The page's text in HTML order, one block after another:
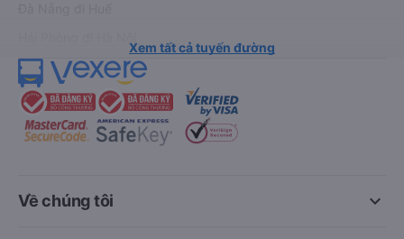
Xem tất cả tuyến đường
keyboard_arrow_down
Về chúng tôi